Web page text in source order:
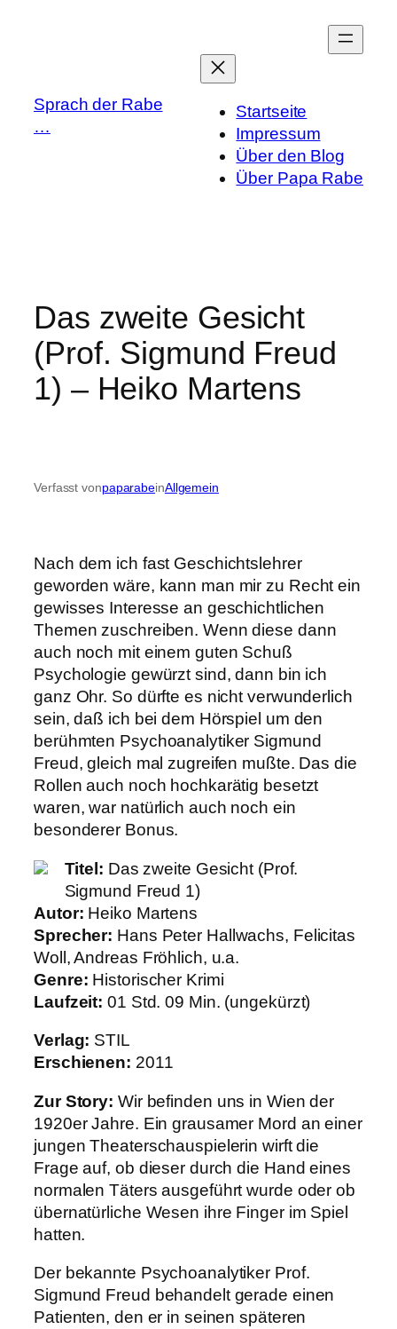
Sprach der Rabe
…
Startseite
Impressum
Über den Blog
Über Papa Rabe
Das zweite Gesicht
(Prof. Sigmund Freud
1) – Heiko Martens
Verfasst vonpaparabeinAllgemein
Nach dem ich fast Geschichtslehrer
geworden wäre, kann man mir zu Recht ein
gewisses Interesse an geschichtlichen
Themen zuschreiben. Wenn diese dann
auch noch mit einem guten Schuß
Psychologie gewürzt sind, dann bin ich
ganz Ohr. So dürfte es nicht verwunderlich
sein, daß ich bei dem Hörspiel um den
berühmten Psychoanalytiker Sigmund
Freud, gleich mal zugreifen mußte. Das die
Rollen auch noch hochkarätig besetzt
waren, war natürlich auch noch ein
besonderer Bonus.
Titel: Das zweite Gesicht (Prof.
Sigmund Freud 1)
Autor: Heiko Martens
Sprecher: Hans Peter Hallwachs, Felicitas
Woll, Andreas Fröhlich, u.a.
Genre: Historischer Krimi
Laufzeit: 01 Std. 09 Min. (ungekürzt)
Verlag: STIL
Erschienen: 2011
Zur Story: Wir befinden uns in Wien der
1920er Jahre. Ein grausamer Mord an einer
jungen Theaterschauspielerin wirft die
Frage auf, ob dieser durch die Hand eines
normalen Täters ausgeführt wurde oder ob
übernatürliche Wesen ihre Finger im Spiel
hatten.
Der bekannte Psychoanalytiker Prof.
Sigmund Freud behandelt gerade einen
Patienten, den er in seinen späteren